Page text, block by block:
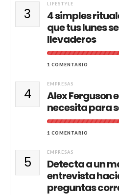
3
LIFESTYLE
4 simples
que tus lunes
llevaderos
1 COMENTARIO
4
EMPRESAS
Alex Ferguson
necesita para
1 COMENTARIO
5
EMPRESAS
Detecta a un
entrevista
preguntas